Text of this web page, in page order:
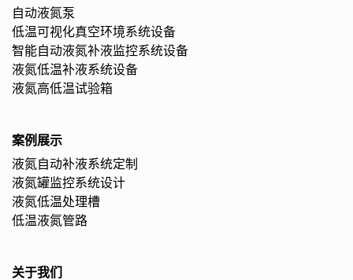
自动液氮泵
低温可视化真空环境系统设备
智能自动液氮补液监控系统设备
液氮低温补液系统设备
液氮高低温试验箱
案例展示
液氮自动补液系统定制
液氮罐监控系统设计
液氮低温处理槽
低温液氮管路
关于我们